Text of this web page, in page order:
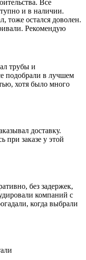
Все
и в наличии.
тоже остался доволен.
Рекомендую
трубы и
подобрали в лучшем
хотя было много
доставку.
при заказе у этой
без задержек,
компаний с
когда выбрали